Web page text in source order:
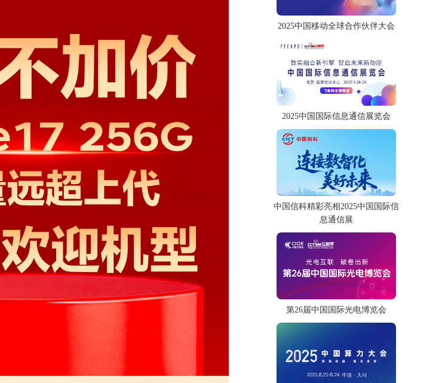
2025中国移动全球合作伙伴大会
2025中国国际信息通信展览会
中国信科精彩亮相2025中国国际信
息通信展
第26届中国国际光电博览会